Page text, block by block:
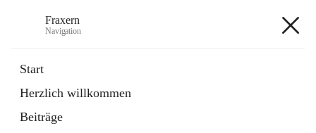
Fraxern
Navigation
Start
Herzlich willkommen
Beiträge
Ordner
in